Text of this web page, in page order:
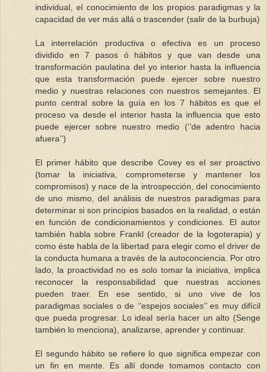
individual, el conocimiento de los propios paradigmas y la
capacidad de ver más allá o trascender (salir de la burbuja)
La interrelación productiva o efectiva es un proceso
dividido en 7 pasos ó hábitos y que van desde una
transformación paulatina del yo interior hasta la influencia
que esta transformación puede ejercer sobre nuestro
medio y nuestras relaciones con nuestros semejantes. El
punto central sobre la guía en los 7 hábitos es que el
proceso va desde el interior hasta la influencia que esto
puede ejercer sobre nuestro medio (‘’de adentro hacia
afuera’’)
El primer hábito que describe Covey es el ser proactivo
(tomar la iniciativa, comprometerse y mantener los
compromisos) y nace de la introspección, del conocimiento
de uno mismo, del análisis de nuestros paradigmas para
determinar si son principios basados en la realidad, o están
en función de condicionamientos y condiciones. El autor
también habla sobre Frankl (creador de la logoterapia) y
como éste habla de la libertad para elegir como el driver de
la conducta humana a través de la autoconciencia. Por otro
lado, la proactividad no es solo tomar la iniciativa, implica
reconocer la responsabilidad que nuestras acciones
pueden traer. En ese sentido, si uno vive de los
paradigmas sociales o de ‘’espejos sociales’’ es muy difícil
que pueda progresar. Lo ideal sería hacer un alto (Senge
también lo menciona), analizarse, aprender y continuar.
El segundo hábito se refiere lo que significa empezar con
un fin en mente. Es allí donde tomamos contacto con